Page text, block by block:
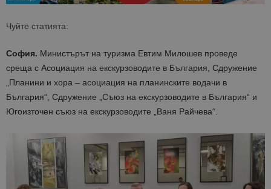
Чуйте статията:
София. Министърът на туризма Евтим Милошев проведе
среща с Асоциация на екскурзоводите в България, Сдружение
„Планини и хора – асоциация на планинските водачи в
България“, Сдружение „Съюз на екскурзоводите в България“ и
Югоизточен съюз на екскурзоводите „Ваня Райчева“.